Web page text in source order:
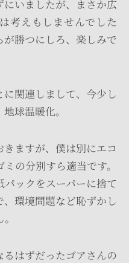
いましたが、まさか広
考えもしませんでした
が勝つにしろ、楽しみで
関連しまして、今少し
球温暖化。
ますが、僕は別にエコ
の分別すら適当です。
ックをスーパーに捨て
環境問題など恥ずかし
はずだったゴアさんの